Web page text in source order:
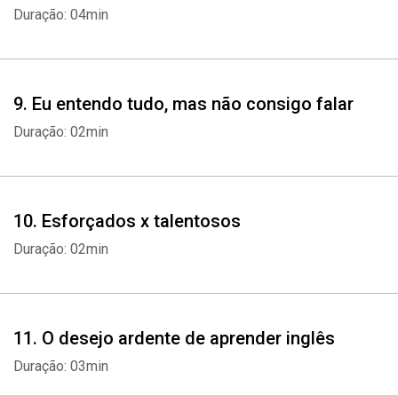
Duração: 04min
9. Eu entendo tudo, mas não consigo falar
Duração: 02min
10. Esforçados x talentosos
Duração: 02min
11. O desejo ardente de aprender inglês
Duração: 03min